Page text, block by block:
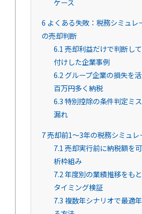
ケース
6 よくある失敗：税務シミュレ
の売却判断
6.1売却利益だけで判断し
付けした企業事例
6.2グループ企業の損失を
百万円多く納税
6.3特別控除の条件判定ミ
漏れ
7売却前1～3年の税務シミュ
7.1売却実行前に納税額を
析枠組み
7.2年度別の業績推移をも
タイミング検証
7.3 複数年シナリオで最適